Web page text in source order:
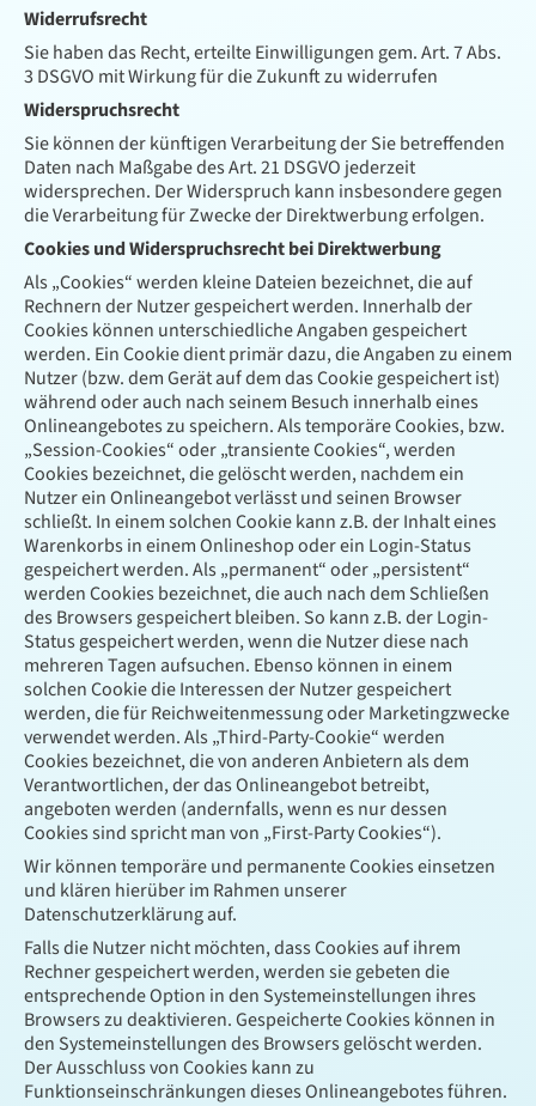
Widerrufsrecht
Sie haben das Recht, erteilte Einwilligungen gem. Art. 7 Abs.
3 DSGVO mit Wirkung für die Zukunft zu widerrufen
Widerspruchsrecht
Sie können der künftigen Verarbeitung der Sie betreffenden
Daten nach Maßgabe des Art. 21 DSGVO jederzeit
widersprechen. Der Widerspruch kann insbesondere gegen
die Verarbeitung für Zwecke der Direktwerbung erfolgen.
Cookies und Widerspruchsrecht bei Direktwerbung
Als „Cookies“ werden kleine Dateien bezeichnet, die auf
Rechnern der Nutzer gespeichert werden. Innerhalb der
Cookies können unterschiedliche Angaben gespeichert
werden. Ein Cookie dient primär dazu, die Angaben zu einem
Nutzer (bzw. dem Gerät auf dem das Cookie gespeichert ist)
während oder auch nach seinem Besuch innerhalb eines
Onlineangebotes zu speichern. Als temporäre Cookies, bzw.
„Session-Cookies“ oder „transiente Cookies“, werden
Cookies bezeichnet, die gelöscht werden, nachdem ein
Nutzer ein Onlineangebot verlässt und seinen Browser
schließt. In einem solchen Cookie kann z.B. der Inhalt eines
Warenkorbs in einem Onlineshop oder ein Login-Status
gespeichert werden. Als „permanent“ oder „persistent“
werden Cookies bezeichnet, die auch nach dem Schließen
des Browsers gespeichert bleiben. So kann z.B. der Login-
Status gespeichert werden, wenn die Nutzer diese nach
mehreren Tagen aufsuchen. Ebenso können in einem
solchen Cookie die Interessen der Nutzer gespeichert
werden, die für Reichweitenmessung oder Marketingzwecke
verwendet werden. Als „Third-Party-Cookie“ werden
Cookies bezeichnet, die von anderen Anbietern als dem
Verantwortlichen, der das Onlineangebot betreibt,
angeboten werden (andernfalls, wenn es nur dessen
Cookies sind spricht man von „First-Party Cookies“).
Wir können temporäre und permanente Cookies einsetzen
und klären hierüber im Rahmen unserer
Datenschutzerklärung auf.
Falls die Nutzer nicht möchten, dass Cookies auf ihrem
Rechner gespeichert werden, werden sie gebeten die
entsprechende Option in den Systemeinstellungen ihres
Browsers zu deaktivieren. Gespeicherte Cookies können in
den Systemeinstellungen des Browsers gelöscht werden.
Der Ausschluss von Cookies kann zu
Funktionseinschränkungen dieses Onlineangebotes führen.